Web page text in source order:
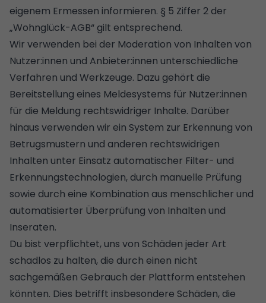
eigenem Ermessen informieren. § 5 Ziffer 2 der
„Wohnglück-AGB“ gilt entsprechend.
Wir verwenden bei der Moderation von Inhalten von
Nutzer:innen und Anbieter:innen unterschiedliche
Verfahren und Werkzeuge. Dazu gehört die
Bereitstellung eines Meldesystems für Nutzer:innen
für die Meldung rechtswidriger Inhalte. Darüber
hinaus verwenden wir ein System zur Erkennung von
Betrugsmustern und anderen rechtswidrigen
Inhalten unter Einsatz automatischer Filter- und
Erkennungstechnologien, durch manuelle Prüfung
sowie durch eine Kombination aus menschlicher und
automatisierter Überprüfung von Inhalten und
Inseraten.
Du bist verpflichtet, uns von Schäden jeder Art
schadlos zu halten, die durch einen nicht
sachgemäßen Gebrauch der Plattform entstehen
könnten. Dies betrifft insbesondere Schäden, die